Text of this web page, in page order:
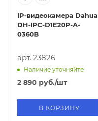
IP-видеокамера Dahua
DH-IPC-D1E20P-A-
0360B
арт. 23826
Наличие уточняйте
2 890 руб./шт
В КОРЗИНУ